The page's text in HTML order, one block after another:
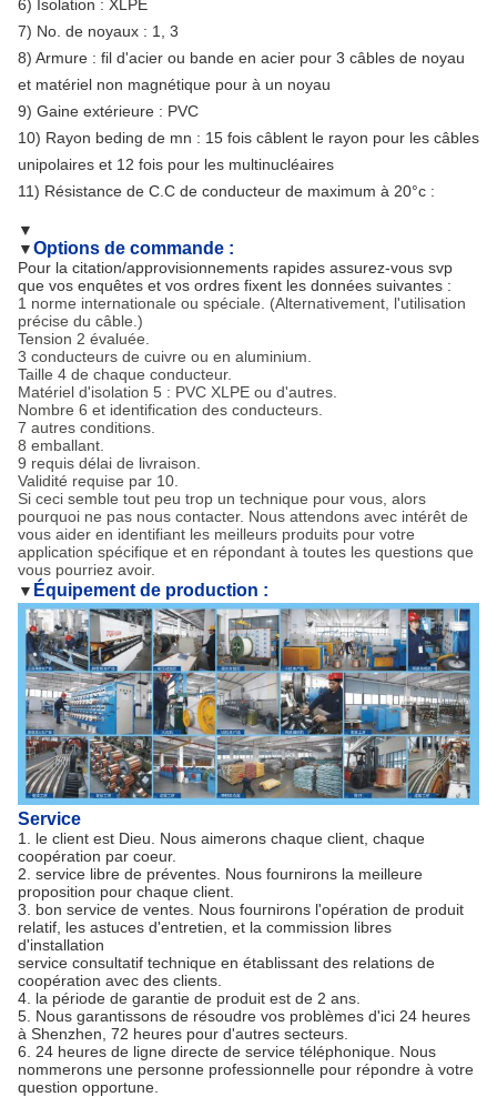
6) Isolation : XLPE
7) No. de noyaux : 1, 3
8) Armure : fil d'acier ou bande en acier pour 3 câbles de noyau
et matériel non magnétique pour à un noyau
9) Gaine extérieure : PVC
10) Rayon beding de mn : 15 fois câblent le rayon pour les câbles
unipolaires et 12 fois pour les multinucléaires
11) Résistance de C.C de conducteur de maximum à 20°c :
▼
▼Options de commande :
Pour la citation/approvisionnements rapides assurez-vous svp
que vos enquêtes et vos ordres fixent les données suivantes :
1 norme internationale ou spéciale. (Alternativement, l'utilisation
précise du câble.)
Tension 2 évaluée.
3 conducteurs de cuivre ou en aluminium.
Taille 4 de chaque conducteur.
Matériel d'isolation 5 : PVC XLPE ou d'autres.
Nombre 6 et identification des conducteurs.
7 autres conditions.
8 emballant.
9 requis délai de livraison.
Validité requise par 10.
Si ceci semble tout peu trop un technique pour vous, alors
pourquoi ne pas nous contacter. Nous attendons avec intérêt de
vous aider en identifiant les meilleurs produits pour votre
application spécifique et en répondant à toutes les questions que
vous pourriez avoir.
▼ Équipement de production :
Service
1. le client est Dieu. Nous aimerons chaque client, chaque
coopération par coeur.
2. service libre de préventes. Nous fournirons la meilleure
proposition pour chaque client.
3. bon service de ventes. Nous fournirons l'opération de produit
relatif, les astuces d'entretien, et la commission libres
d'installation
service consultatif technique en établissant des relations de
coopération avec des clients.
4. la période de garantie de produit est de 2 ans.
5. Nous garantissons de résoudre vos problèmes d'ici 24 heures
à Shenzhen, 72 heures pour d'autres secteurs.
6. 24 heures de ligne directe de service téléphonique. Nous
nommerons une personne professionnelle pour répondre à votre
question opportune.